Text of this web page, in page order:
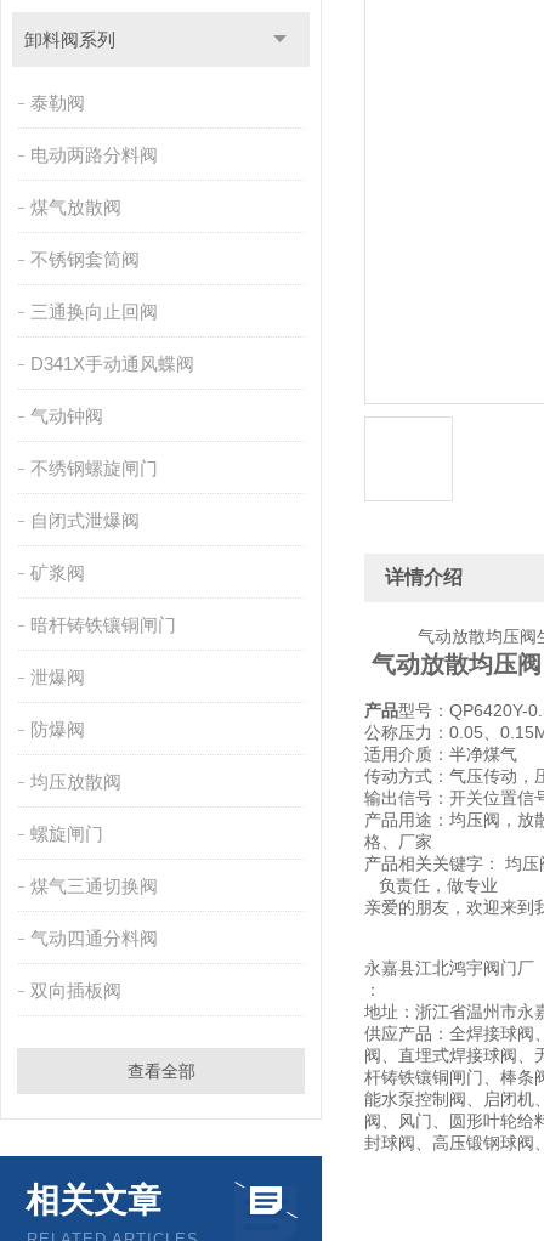
卸料阀系列
泰勒阀
电动两路分料阀
煤气放散阀
不锈钢套筒阀
三通换向止回阀
D341X手动通风蝶阀
气动钟阀
不绣钢螺旋闸门
自闭式泄爆阀
矿浆阀
暗杆铸铁镶铜闸门
泄爆阀
防爆阀
均压放散阀
螺旋闸门
煤气三通切换阀
气动四通分料阀
双向插板阀
查看全部
相关文章
详情介绍
气动放散均压阀生
气动放散均压阀
产品型号：QP6420Y-
公称压力：0.05、
适用介质：半净煤气
传动方式：气压传动，
输出信号：开关位置信
产品用途：均压阀，放
格、厂家
产品相关关键字： 均
负责任，做专业
亲爱的朋友，欢迎来到
永嘉县江北鸿宇阀门厂
：
地址：浙江省温州市永
供应产品：全焊接球阀
阀、直埋式焊接球阀、
杆铸铁镶铜闸门、棒条
能水泵控制阀、启闭机
阀、风门、圆形叶轮给
封球阀、高压锻钢球阀